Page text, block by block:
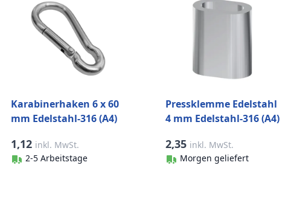
Karabinerhaken 6 x 60
mm Edelstahl-316 (A4)
1,12 inkl. MwSt.
2-5 Arbeitstage
Pressklemme Edelstahl
4 mm Edelstahl-316 (A4)
2,35 inkl. MwSt.
Morgen geliefert